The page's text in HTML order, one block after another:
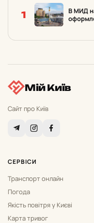
1
В МИД
Мій Київ
Сайт про Київ
СЕРВІСИ
Транспорт онлайн
Погода
Якість повітря у Києві
Карта тривог